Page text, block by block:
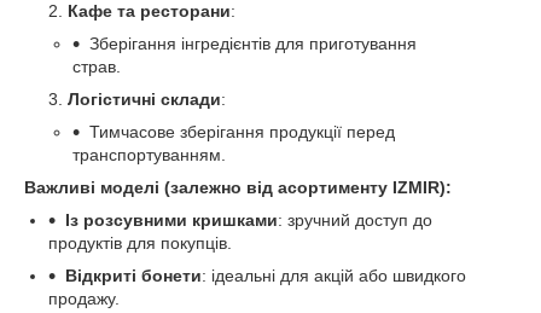
Кафе та ресторани:
Зберігання інгредієнтів для приготування
страв.
Логістичні склади:
Тимчасове зберігання продукції перед
транспортуванням.
Важливі моделі (залежно від асортименту IZMIR):
Із розсувними кришками: зручний доступ до
продуктів для покупців.
Відкриті бонети: ідеальні для акцій або швидкого
продажу.